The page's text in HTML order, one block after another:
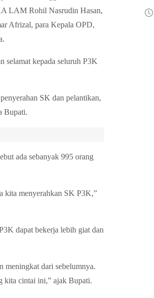
LAM Rohil Nasrudin Hasan,
Afrizal, para Kepala OPD,
selamat kepada seluruh P3K
SK dan pelantikan,
Bupati.
ada sebanyak 995 orang
kita menyerahkan SK P3K,”
dapat bekerja lebih giat dan
meningkat dari sebelumnya.
kita cintai ini,” ajak Bupati.